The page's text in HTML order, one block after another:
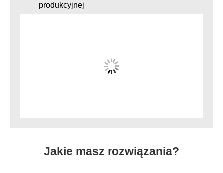
produkcyjnej
Jakie masz rozwiązania?